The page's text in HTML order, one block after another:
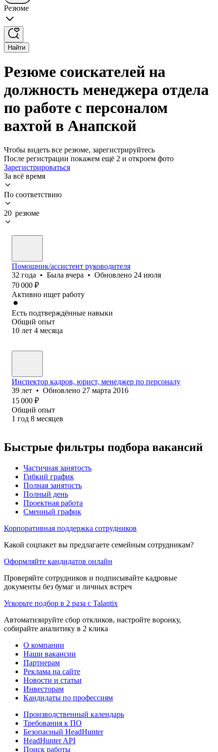
Резюме
Найти
Резюме соискателей на
должность менеджера отдела
по работе с персоналом
вахтой в Анапской
Чтобы видеть все резюме, зарегистрируйтесь
После регистрации покажем ещё 2 и откроем фото
Зарегистрироваться
За всё время
По соответствию
20 резюме
Помощник/ассистент руководителя
32 года • Была вчера • Обновлено 24 июля
70 000 ₽
Активно ищет работу
Есть подтверждённые навыки
Общий опыт
10 лет 4 месяца
Инспектор кадров, юрист, менеджер по персоналу
39 лет • Обновлено 27 марта 2016
15 000 ₽
Общий опыт
1 год 8 месяцев
Быстрые фильтры подбора вакансий
Частичная занятость
Гибкий график
Полная занятость
Полный день
Проектная работа
Сменный график
Корпоративная поддержка сотрудников
Какой соцпакет вы предлагаете семейным сотрудникам?
Оформляйте кандидатов онлайн
Проверяйте сотрудников и подписывайте кадровые
документы без бумаг и личных встреч
Ускорьте подбор в 2 раза с Talantix
Автоматизируйте сбор откликов, настройте воронку,
собирайте аналитику в 2 клика
О компании
Наши вакансии
Партнерам
Реклама на сайте
Новости и статьи
Инвесторам
Кандидаты по профессиям
Производственный календарь
Требования к ПО
Безопасный HeadHunter
HeadHunter API
Поиск работы